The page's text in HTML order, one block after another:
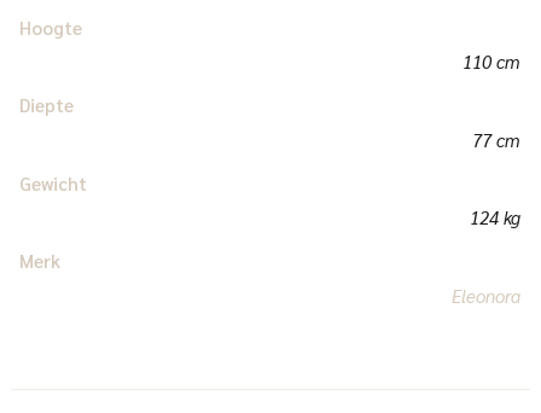
Hoogte
110 cm
Diepte
77 cm
Gewicht
124 kg
Merk
Eleonora